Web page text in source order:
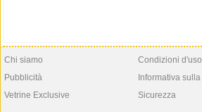
Chi siamo
Pubblicità
Vetrine Exclusive
Condizioni d'uso
Informativa
Sicurezza